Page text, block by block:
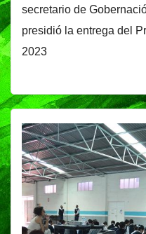
secretario de
presidió la entrega del
2023